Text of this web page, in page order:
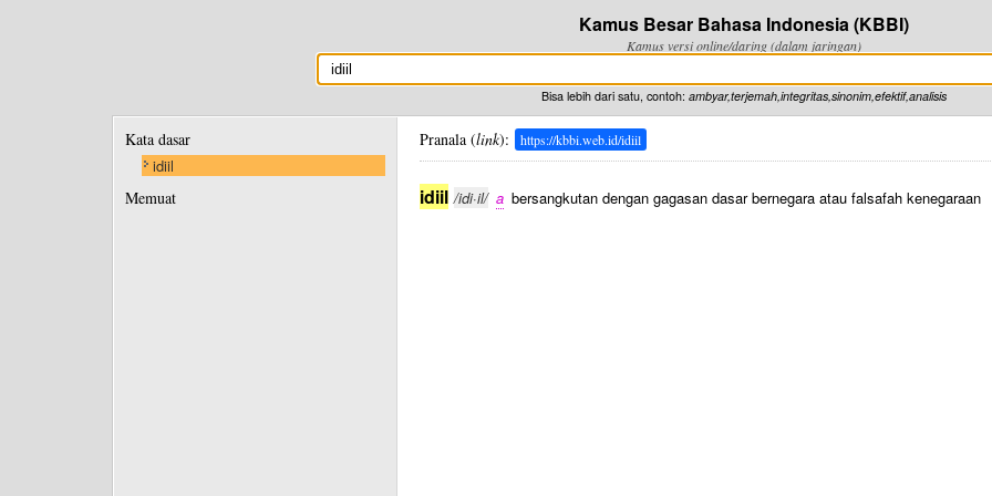
Kamus Besar Bahasa Indonesia (KBBI)
Kamus versi online/daring (dalam jaringan)
Bisa lebih dari satu, contoh: ambyar,terjemah,integritas,sinonim,efektif,analisis
Kata dasar
idiil
Memuat
Pranala (link): https://kbbi.web.id/idiil
idiil /idi·il/ a bersangkutan dengan gagasan dasar bernegara atau falsafah kenegaraan